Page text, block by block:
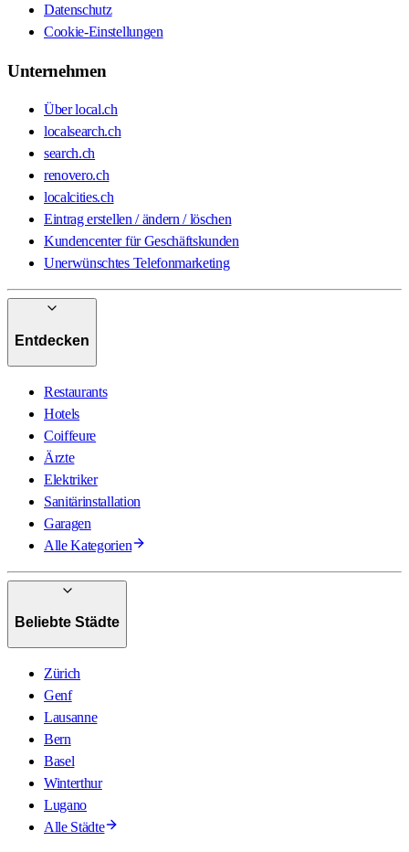
Datenschutz
Cookie-Einstellungen
Unternehmen
Über local.ch
localsearch.ch
search.ch
renovero.ch
localcities.ch
Eintrag erstellen / ändern / löschen
Kundencenter für Geschäftskunden
Unerwünschtes Telefonmarketing
Entdecken
Restaurants
Hotels
Coiffeure
Ärzte
Elektriker
Sanitärinstallation
Garagen
Alle Kategorien
Beliebte Städte
Zürich
Genf
Lausanne
Bern
Basel
Winterthur
Lugano
Alle Städte